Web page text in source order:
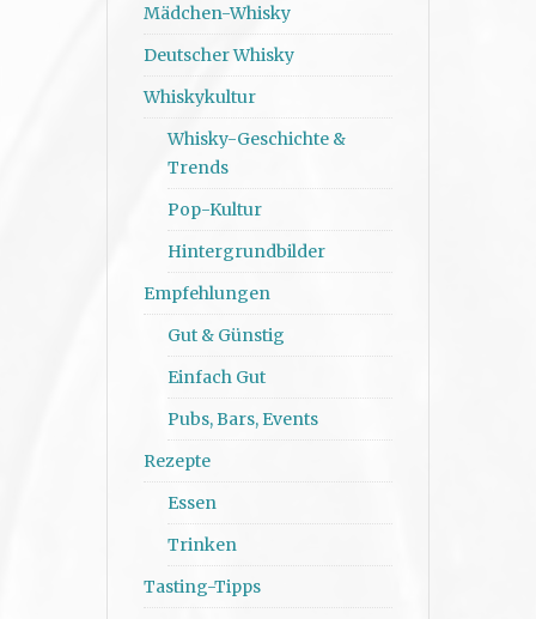
Mädchen-Whisky
Deutscher Whisky
Whiskykultur
Whisky-Geschichte &
Trends
Pop-Kultur
Hintergrundbilder
Empfehlungen
Gut & Günstig
Einfach Gut
Pubs, Bars, Events
Rezepte
Essen
Trinken
Tasting-Tipps